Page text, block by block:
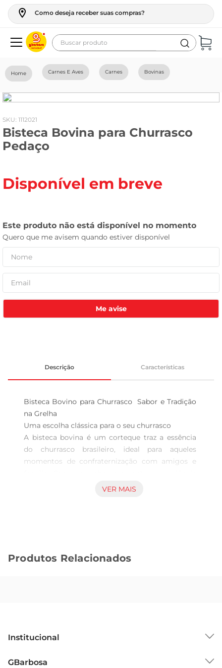
Como deseja receber suas compras?
Buscar produto
Carnes E Aves Carnes Bovinas
: 1112021
Bisteca Bovina para Churrasco
Pedaço
Disponível em breve
Me avise
Descrição Características
Bisteca Bovino para Churrasco  Sabor e Tradição
na Grelha
Uma escolha clássica para o seu churrasco
A bisteca bovina é um corteque traz a essência
do churrasco brasileiro, ideal para aqueles
momentos de confraternização com amigos e
inigualável, esse corte é perfeito para ser
Qualidade garantida
produto que atende aos mais altos padrões de
alimentação saborosa e nutritiva.
VER MAIS
Produtos Relacionados
Institucional
GBarbosa
geladeira
fogao
café
cerveja
leite
tv